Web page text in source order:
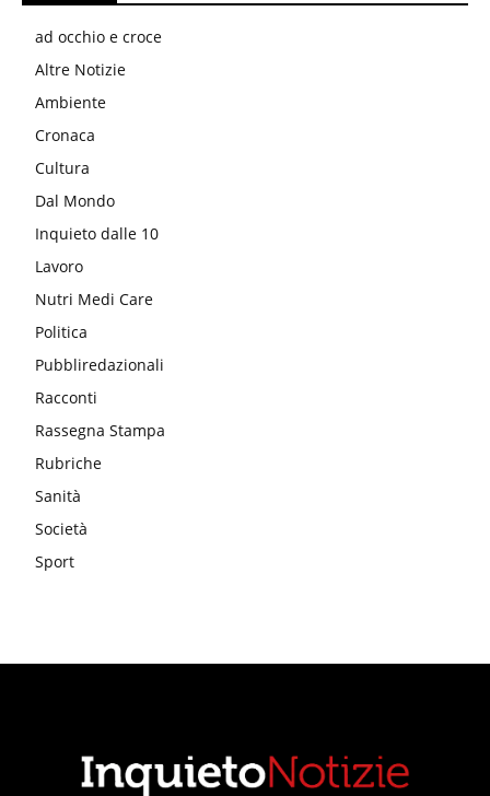
ad occhio e croce
Altre Notizie
Ambiente
Cronaca
Cultura
Dal Mondo
Inquieto dalle 10
Lavoro
Nutri Medi Care
Politica
Pubbliredazionali
Racconti
Rassegna Stampa
Rubriche
Sanità
Società
Sport